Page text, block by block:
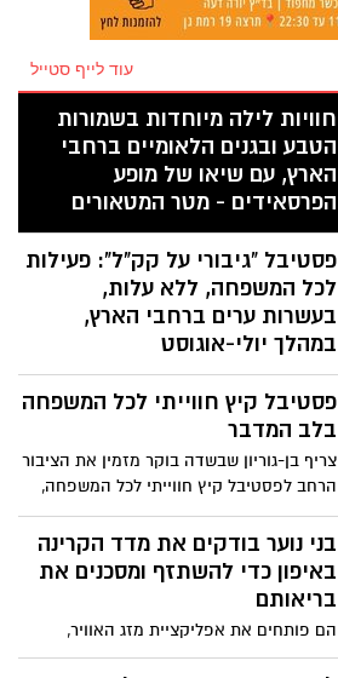
עוד לייף סטייל
חוויות לילה מיוחדות בשמורות
הטבע ובגנים הלאומיים ברחבי
הארץ, עם שיאו של מופע
הפרסאידים - מטר המטאורים
המרהיב של הקיץ
מדי שנה בחודש אוגוסט מתקבצים המונים
כדי לצפות בתופעת טבע לילית ומדהימה
"מטר המטאורים" (פרסאידים) בה נצפים
מטאורים רבים מנקודה אחת בשמי הלילה.
פסטיבל "גיבורי על קק"ל": פעילות
לכל המשפחה, ללא עלות,
בעשרות ערים ברחבי הארץ,
במהלך יולי-אוגוסט
קרן קימת לישראל תקיים במהלך הקיץ את
פסטיבל "גיבורי על קק"ל", פעילות לכל
המשפחה שתתקיים בעשרות ערים ורשויות
מקומיות ברחבי הארץ. האירועים יתקיימו
ללא עלות, בהרשמה מראש בלבד, ויציעו
פסטיבל קיץ חווייתי לכל המשפחה
בלב המדבר
צריף בן-גוריון שבשדה בוקר מזמין את הציבור
הרחב לפסטיבל קיץ חווייתי לכל המשפחה,
מסע אל חייו של דוד בן-גוריון ("הזקן")
באמצעות פעילויות גוף-נפש, יצירה, סיורים
והרצאות, בלב המדבר.
בני נוער בודקים את מדד הקרינה
באיפון כדי להשתזף ומסכנים את
בריאותם
הם פותחים את אפליקציית מזג האוויר,
מחפשים את שעות ה־UV הגבוהות ביותר